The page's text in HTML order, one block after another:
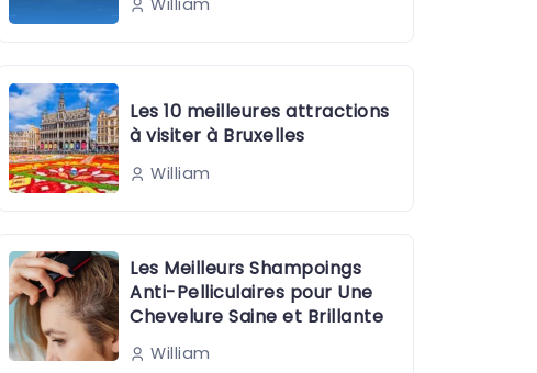
William
Les 10 meilleures attractions
à visiter à Bruxelles
William
Les Meilleurs Shampoings
Anti-Pelliculaires pour Une
Chevelure Saine et Brillante
William